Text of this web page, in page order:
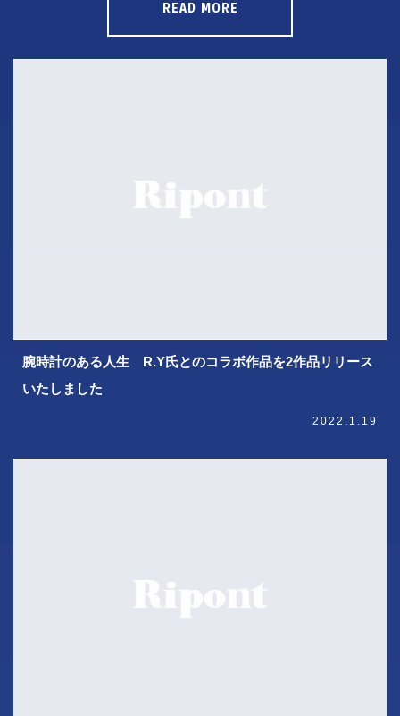
READ MORE
腕時計のある人生 R.Y氏とのコラボ作品を2作品リリース
いたしました
2022.1.19